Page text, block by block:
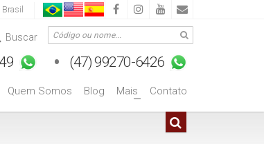
Brasil
Buscar
Contato
+
Mais
Blog
Quem Somos